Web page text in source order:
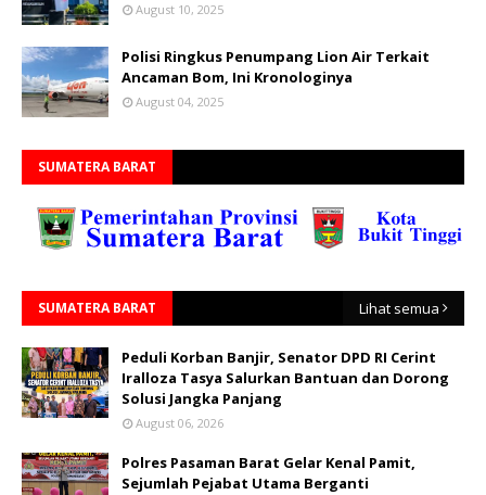
August 10, 2025
Polisi Ringkus Penumpang Lion Air Terkait
Ancaman Bom, Ini Kronologinya
August 04, 2025
SUMATERA BARAT
SUMATERA BARAT Lihat semua
Peduli Korban Banjir, Senator DPD RI Cerint
Iralloza Tasya Salurkan Bantuan dan Dorong
Solusi Jangka Panjang
August 06, 2026
Polres Pasaman Barat Gelar Kenal Pamit,
Sejumlah Pejabat Utama Berganti